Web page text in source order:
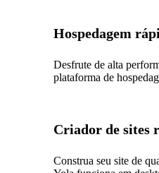
Hospedagem
Desfrute de alta
plataforma de
Criador de sites
Construa seu site de